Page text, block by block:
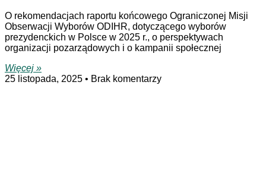
O rekomendacjach raportu końcowego Ograniczonej Misji
Obserwacji Wyborów ODIHR, dotyczącego wyborów
prezydenckich w Polsce w 2025 r., o perspektywach
organizacji pozarządowych i o kampanii społecznej
Więcej »
25 listopada, 2025
Brak komentarzy